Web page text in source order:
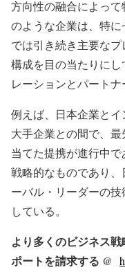
方向性の融合によっ
のような企業は、特
では引き続き主要な
構成を目の当たりに
レーションとパートナ
例えば、日本企業と
大手企業との間で、
当てた提携が進行中
戦略的なものであり
ーバル・リーダーの
している。
より多くのビジネス
ポートを請求する @